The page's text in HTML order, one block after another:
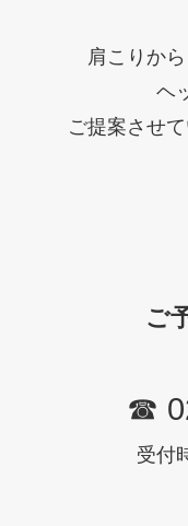
肩こりか
ヘ
ご提案させ
ご
☎
受付